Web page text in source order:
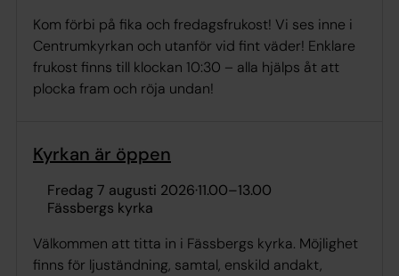
Kom förbi på fika och fredagsfrukost! Vi ses inne i
Centrumkyrkan och utanför vid fint väder! Enklare
frukost finns till klockan 10:30 – alla hjälps åt att
plocka fram och röja undan!
Kyrkan är öppen
fredag 7 augusti 2026·11.00–13.00
Fässbergs kyrka
Välkommen att titta in i Fässbergs kyrka. Möjlighet
finns för ljuständning, samtal, enskild andakt,